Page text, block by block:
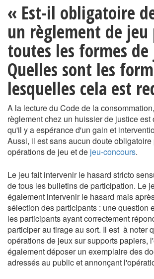
« Est-il obligatoire
un règlement de jeu
toutes les formes de
Quelles sont les
lesquelles cela est
A la lecture du Code de la
règlement chez un huissier de justice
qu'il y a espérance d'un gain et
Aussi, il est sans aucun doute obligatoire
opérations de jeu et de jeu-concours.
Le jeu fait intervenir le hasard stricto
de tous les bulletins de participation. Le
également intervenir le hasard mais
sélection des participants : une question
les participants ayant correctement
participer au tirage au sort. Il est à noter
opérations de jeux sur supports papiers,
également déposer un exemplaire des
adressés au public et annonçant